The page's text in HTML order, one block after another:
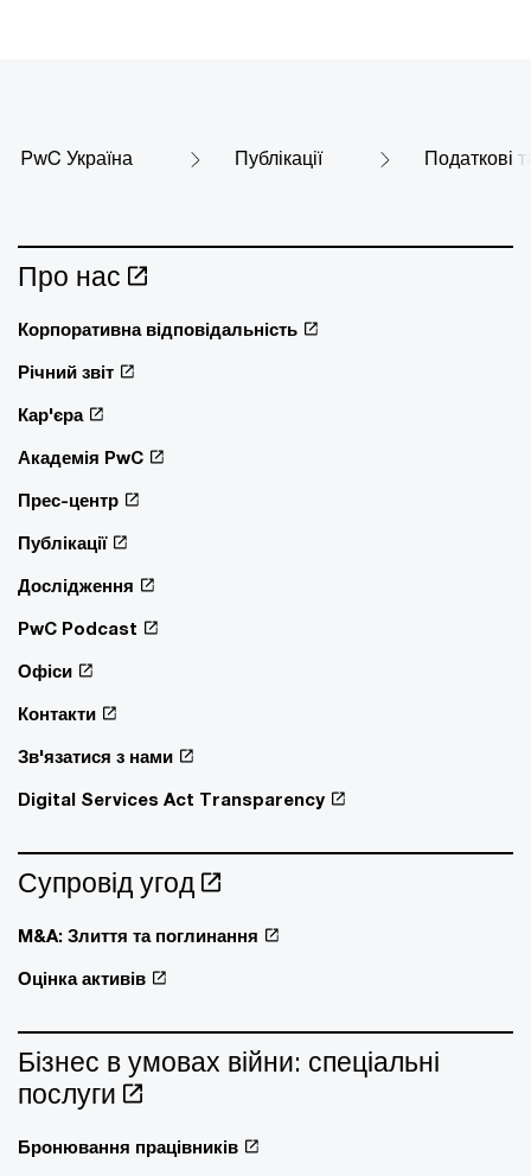
PwC Україна Публікації Податкові
Про нас
Корпоративна відповідальність
Річний звіт
Кар'єра
Академія PwC
Прес-центр
Публікації
Дослідження
PwC Podcast
Офіси
Контакти
Зв'язатися з нами
Digital Services Act Transparency
Супровід угод
M&A: Злиття та поглинання
Оцінка активів
Бізнес в умовах війни: спеціальні
послуги
Бронювання працівників